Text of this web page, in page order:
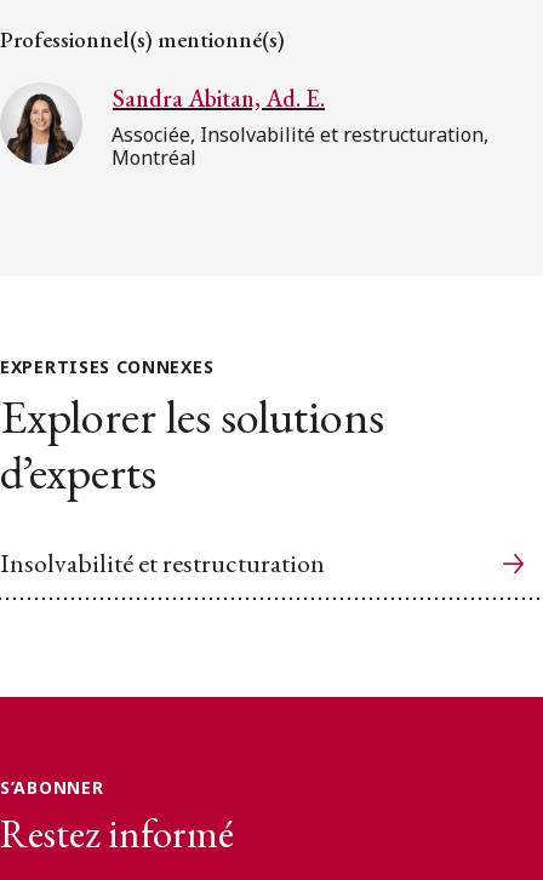
Professionnel(s) mentionné(s)
Sandra Abitan, Ad. E.
Associée, Insolvabilité et restructuration,
Montréal
EXPERTISES CONNEXES
Explorer les solutions
d’experts
Insolvabilité et restructuration
S’ABONNER
Restez informé